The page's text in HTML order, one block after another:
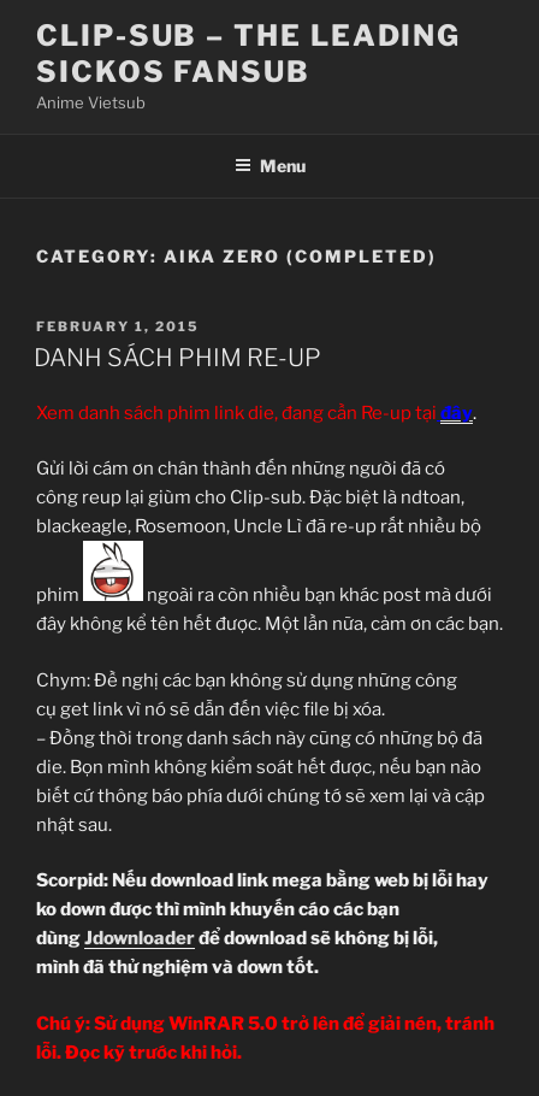
content
CLIP-SUB – THE LEADING
SICKOS FANSUB
Anime Vietsub
Menu
CATEGORY: AIKA ZERO (COMPLETED)
POSTED
ON
FEBRUARY 1, 2015
DANH SÁCH PHIM RE-UP
Xem danh sách phim link die, đang cần Re-up tại đây.
Gửi lời cám ơn chân thành đến những người đã có
công reup lại giùm cho Clip-sub. Đặc biệt là ndtoan,
blackeagle, Rosemoon, Uncle Lì đã re-up rất nhiều bộ
phim
ngoài ra còn nhiều bạn khác post mà dưới
đây không kể tên hết được. Một lần nữa, cảm ơn các bạn.
Chym: Đề nghị các bạn không sử dụng những công
cụ get link vì nó sẽ dẫn đến việc file bị xóa.
– Đồng thời trong danh sách này cũng có những bộ đã
die. Bọn mình không kiểm soát hết được, nếu bạn nào
biết cứ thông báo phía dưới chúng tớ sẽ xem lại và cập
nhật sau.
Scorpid: Nếu download link mega bằng web bị lỗi hay
ko down được thì mình khuyến cáo các bạn
dùngJdownloaderđể download sẽ không bị lỗi,
mình đã thử nghiệm và down tốt.
Chú ý: Sử dụng WinRAR 5.0 trở lên để giải nén, tránh
lỗi. Đọc kỹ trước khi hỏi.